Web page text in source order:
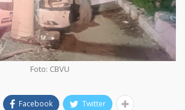
Foto: CBVU
Facebook Twitter